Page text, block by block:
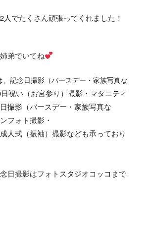
でたくさん頑張ってくれました！
弟でいてね
記念日撮影（バースデー・家族写真な
祝い（お宮参り）撮影・マタニティ
撮影（バースデー・家族写真な
フォト撮影・
人式（振袖）撮影なども承っており
日撮影はフォトスタジオコッコまで